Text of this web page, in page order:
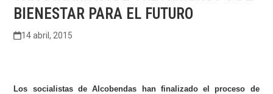
BIENESTAR PARA EL FUTURO
14 abril, 2015
Los socialistas de Alcobendas han finalizado el proceso de